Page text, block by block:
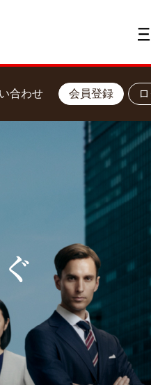
合わせ 会員登録